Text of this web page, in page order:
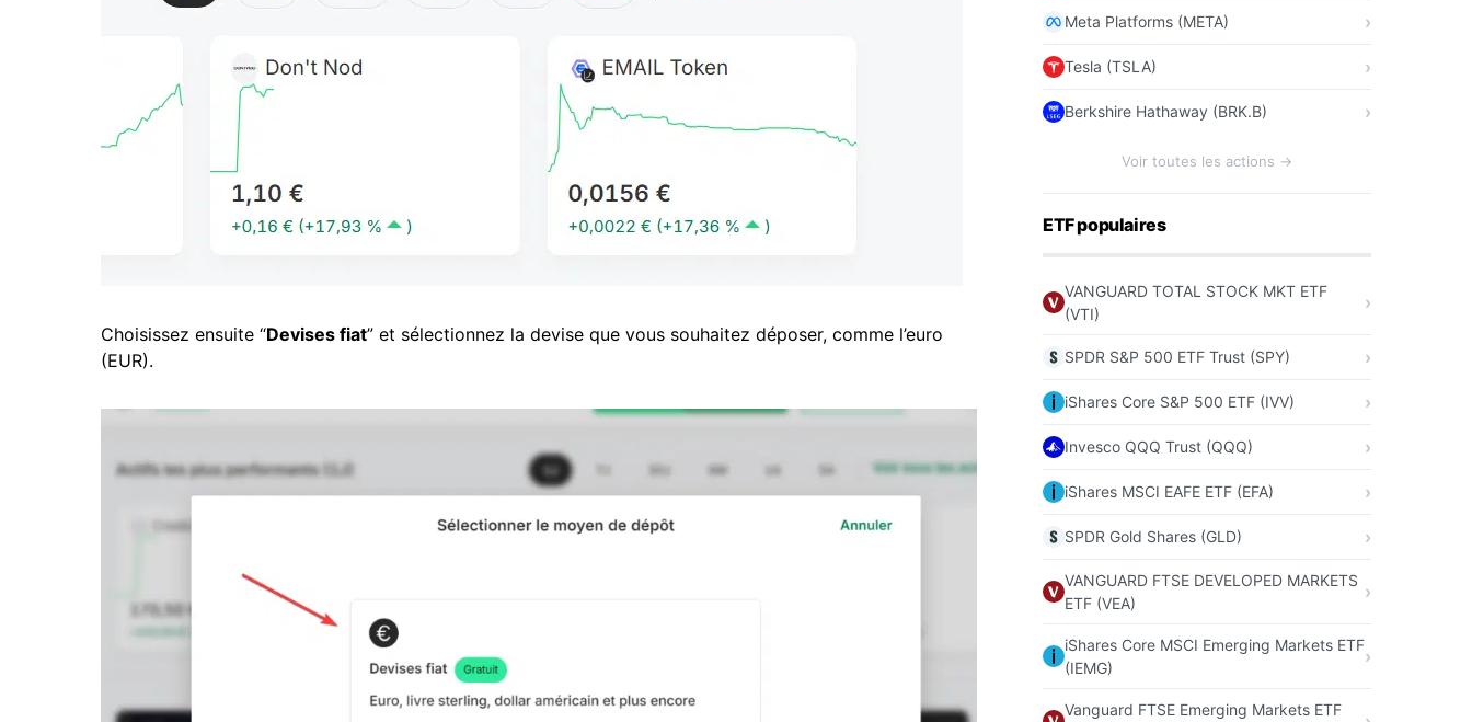
Choisissez ensuite “Devises fiat” et sélectionnez la devise que vous souhaitez déposer, comme l’euro
(EUR).
Meta Platforms (META)
Tesla (TSLA)
Berkshire Hathaway (BRK.B)
Voir toutes les actions →
ETF populaires
VANGUARD TOTAL STOCK MKT ETF
(VTI)
SPDR S&P 500 ETF Trust (SPY)
iShares Core S&P 500 ETF (IVV)
Invesco QQQ Trust (QQQ)
iShares MSCI EAFE ETF (EFA)
SPDR Gold Shares (GLD)
VANGUARD FTSE DEVELOPED MARKETS
ETF (VEA)
iShares Core MSCI Emerging Markets ETF
(IEMG)
Vanguard FTSE Emerging Markets ETF